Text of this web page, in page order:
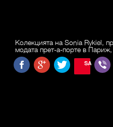
Колекцията на Sonia Rykiel,
модата прет-а-порте в
SAVE